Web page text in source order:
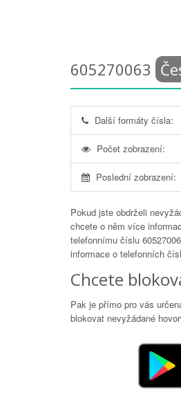
605270063
Další formáty čísla:
Počet zobrazení:
Poslední zobrazení:
Pokud jste obdrželi
chcete o něm více
telefonnímu číslu
informace o telefonních
Chcete
Pak je přímo pro vás
blokovat nevyžádané